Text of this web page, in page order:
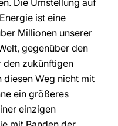
Die Umstellung auf
ist eine
Millionen unserer
gegenüber den
den zukünftigen
diesen Weg nicht mit
ein größeres
einzigen